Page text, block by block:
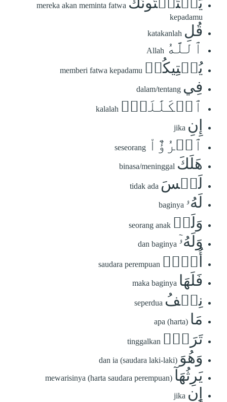
mereka akan meminta fatwa
kepadamu
قُلِ katakanlah
ٱللَّهُ Allah
يُفۡتِيكُمۡ memberi fatwa kepadamu
فِي dalam/tentang
ٱلۡكَلَٰلَةِۚ kalalah
إِنِ jika
ٱمۡرُؤٌاْ seseorang
هَلَكَ binasa/meninggal
لَيۡسَ tidak ada
لَهُۥ baginya
وَلَدٞ seorang anak
وَلَهُۥٓ dan baginya
أُخۡتٞ saudara perempuan
فَلَهَا maka baginya
نِصۡفُ seperdua
مَا apa (harta)
تَرَكَۚ tinggalkan
وَهُوَ dan ia (saudara laki-laki)
يَرِثُهَآ mewarisinya (harta saudara perempuan)
إِن jika